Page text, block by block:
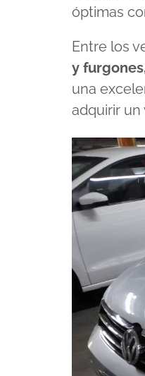
óptimas
Entre los
y
una
adquirir un